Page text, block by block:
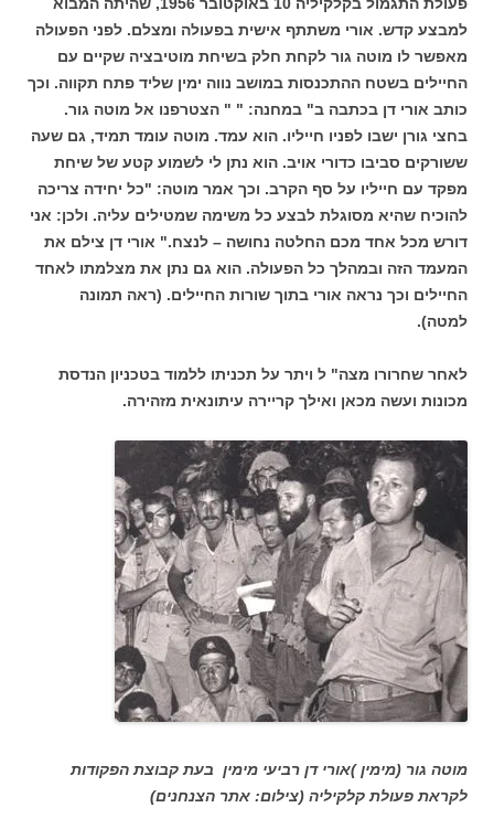
למבצע קדש. אורי משתתף אישית בפעולה ומצלם. לפני הפעולה
מאפשר לו מוטה גור לקחת חלק בשיחת מוטיבציה שקיים עם
החיילים בשטח ההתכנסות במושב נווה ימין שליד פתח תקווה. וכך
כותב אורי דן בכתבה ב" במחנה: " " הצטרפנו אל מוטה גור.
בחצי גורן ישבו לפניו חייליו. הוא עמד. מוטה עומד תמיד, גם שעה
ששורקים סביבו כדורי אויב. הוא נתן לי לשמוע קטע של שיחת
מפקד עם חייליו על סף הקרב. וכך אמר מוטה: "כל יחידה צריכה
להוכיח שהיא מסוגלת לבצע כל משימה שמטילים עליה. ולכן: אני
דורש מכל אחד מכם החלטה נחושה – לנצח." אורי דן צילם את
המעמד הזה ובמהלך כל הפעולה. הוא גם נתן את מצלמתו לאחד
החיילים וכך נראה אורי בתוך שורות החיילים. (ראה תמונה
למטה).
לאחר שחרורו מצה" ל ויתר על תכניתו ללמוד בטכניון הנדסת
מכונות ועשה מכאן ואילך קריירה עיתונאית מזהירה.
מוטה גור (מימין )אורי דן רביעי מימין בעת קבוצת הפקודות
לקראת פעולת קלקיליה (צילום: אתר הצנחנים)